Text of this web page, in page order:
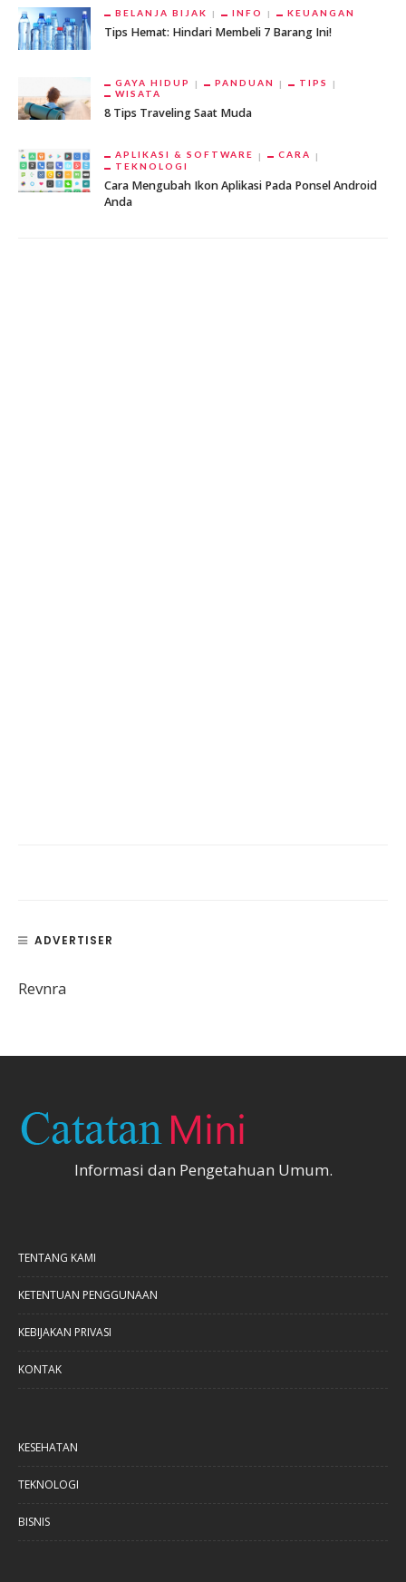
BELANJA BIJAK INFO KEUANGAN
Tips Hemat: Hindari Membeli 7 Barang Ini!
GAYA HIDUP PANDUAN
TIPS
WISATA
8 Tips Traveling Saat Muda
APLIKASI & SOFTWARE
CARA
TEKNOLOGI
Cara Mengubah Ikon Aplikasi Pada Ponsel Android
Anda
ADVERTISER
Revnra
Informasi dan Pengetahuan Umum.
TENTANG KAMI
KETENTUAN PENGGUNAAN
KEBIJAKAN PRIVASI
KONTAK
KESEHATAN
TEKNOLOGI
BISNIS